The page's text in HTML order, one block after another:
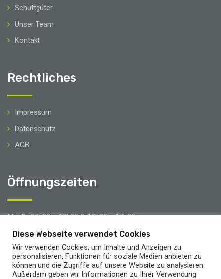
Schuttgüter
Unser Team
Kontakt
Rechtliches
Impressum
Datenschutz
AGB
Öffnungszeiten
Mo-Fr07h00 – 12h00 & 12h30 – 17h00
Sa08h00 – 12h00
Brücken- & Urlaubstage
Diese Webseite verwendet Cookies
Wir verwenden Cookies, um Inhalte und Anzeigen zu
personalisieren, Funktionen für soziale Medien anbieten zu
können und die Zugriffe auf unsere Website zu analysieren.
Außerdem geben wir Informationen zu Ihrer Verwendung